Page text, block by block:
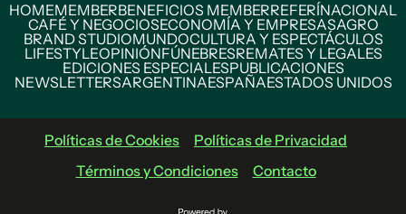
HOMEMEMBERBENEFICIOS MEMBERREFERÍNACIONAL
CAFÉ Y NEGOCIOSECONOMÍA Y EMPRESASAGRO
BRAND STUDIOMUNDOCULTURA Y ESPECTÁCULOS
LIFESTYLEOPINIÓNFÚNEBRESREMATES Y LEGALES
EDICIONES ESPECIALESPUBLICACIONES
NEWSLETTERSARGENTINAESPAÑAESTADOS UNIDOS
Políticas de Cookies
Políticas de Privacidad
Términos y Condiciones
Contacto